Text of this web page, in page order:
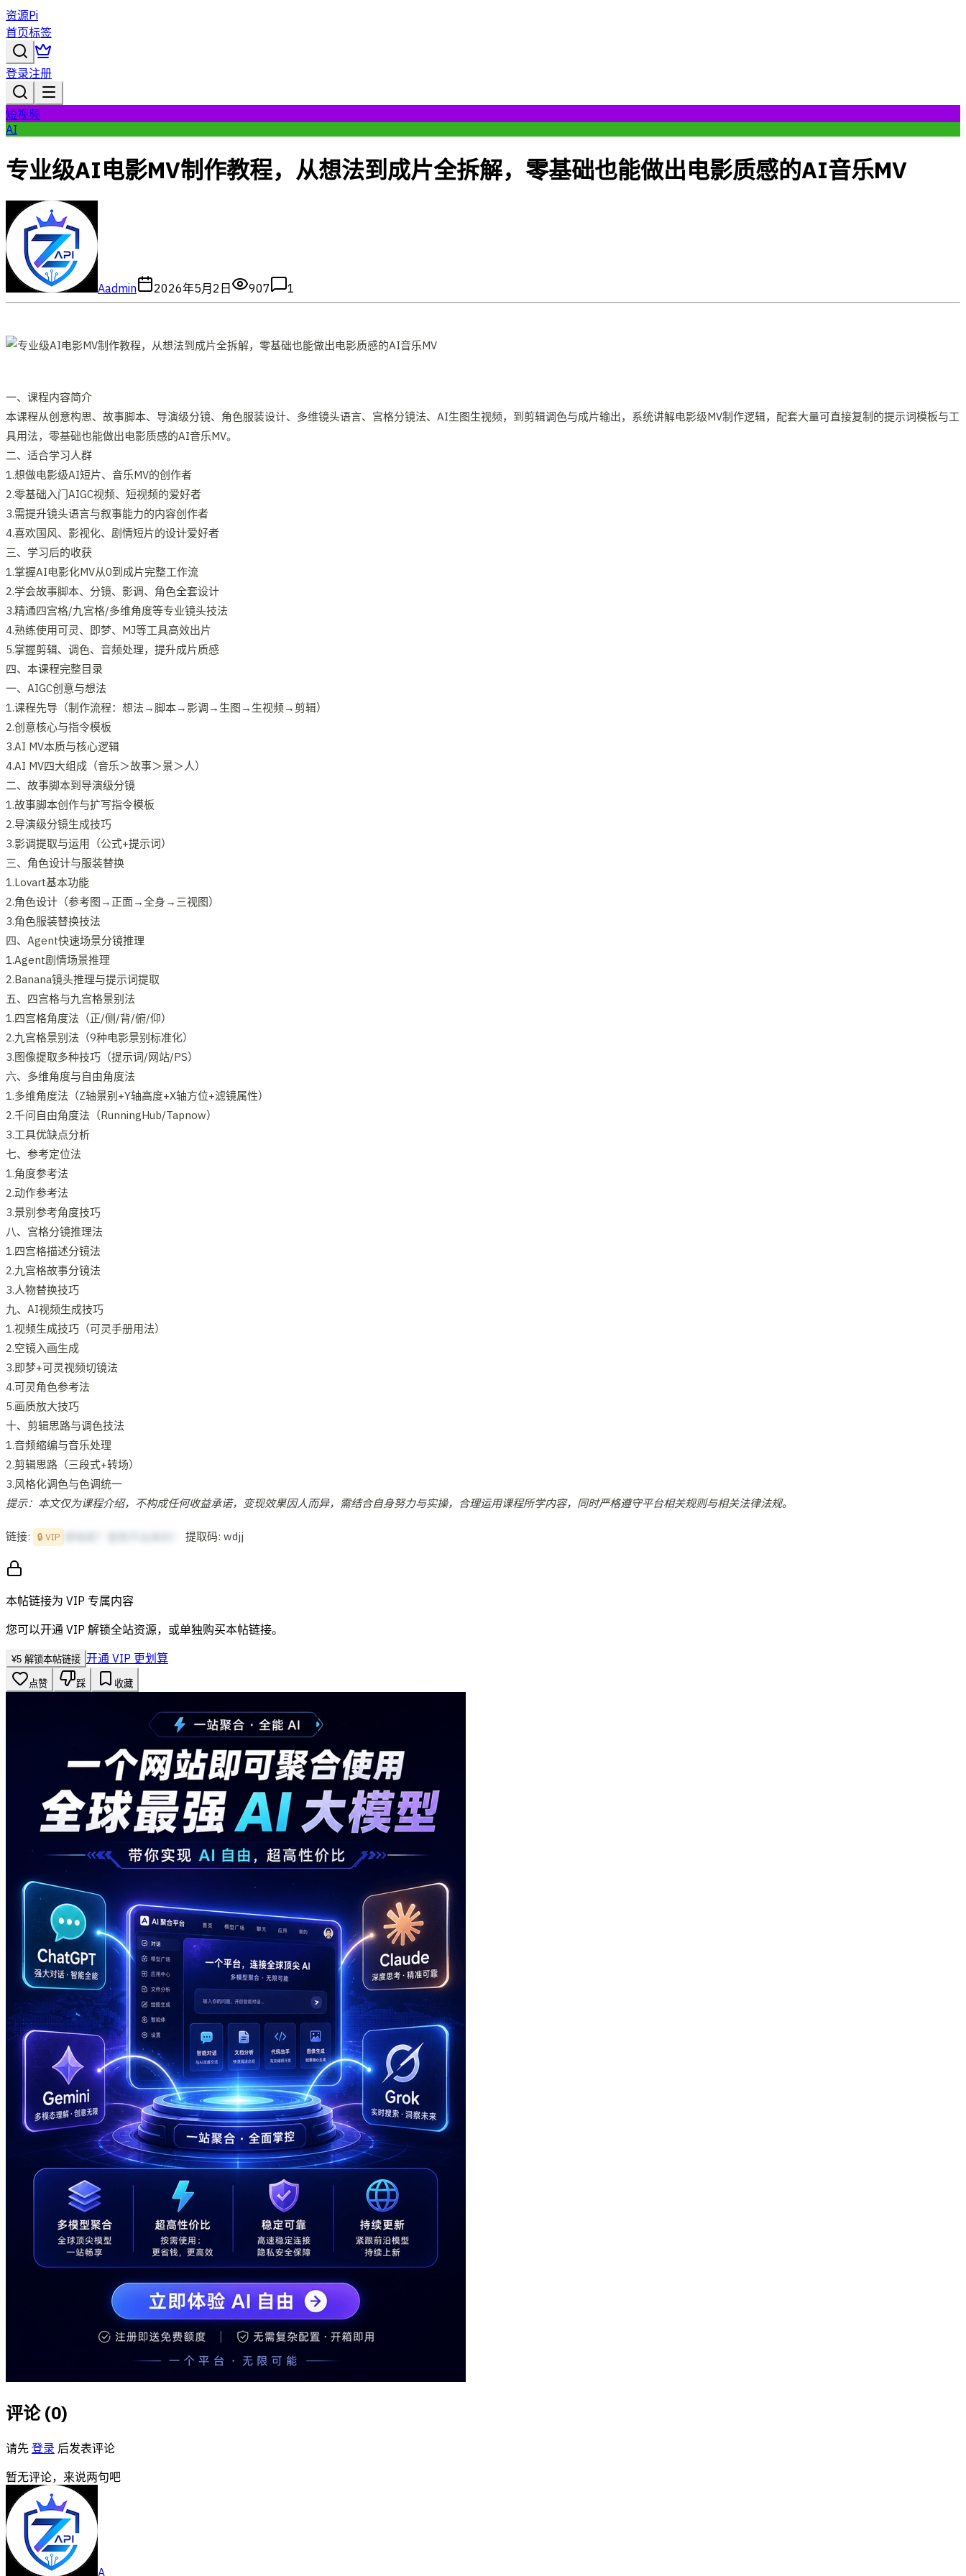
资源Pi
首页标签
登录注册
短视频
AI
专业级AI电影MV制作教程，从想法到成片全拆解，零基础也能做出电影质感的AI音乐MV
Aadmin 2026年5月2日 907 1
一、课程内容简介
本课程从创意构思、故事脚本、导演级分镜、角色服装设计、多维镜头语言、宫格分镜法、AI生图生视频，到剪辑调色与成片输出，系统讲解电影级MV制作逻辑，配套大量可直接复制的提示词模板与工
具用法，零基础也能做出电影质感的AI音乐MV。
二、适合学习人群
1.想做电影级AI短片、音乐MV的创作者
2.零基础入门AIGC视频、短视频的爱好者
3.需提升镜头语言与叙事能力的内容创作者
4.喜欢国风、影视化、剧情短片的设计爱好者
三、学习后的收获
1.掌握AI电影化MV从0到成片完整工作流
2.学会故事脚本、分镜、影调、角色全套设计
3.精通四宫格/九宫格/多维角度等专业镜头技法
4.熟练使用可灵、即梦、MJ等工具高效出片
5.掌握剪辑、调色、音频处理，提升成片质感
四、本课程完整目录
一、AIGC创意与想法
1.课程先导（制作流程：想法→脚本→影调→生图→生视频→剪辑）
2.创意核心与指令模板
3.AI MV本质与核心逻辑
4.AI MV四大组成（音乐＞故事＞景＞人）
二、故事脚本到导演级分镜
1.故事脚本创作与扩写指令模板
2.导演级分镜生成技巧
3.影调提取与运用（公式+提示词）
三、角色设计与服装替换
1.Lovart基本功能
2.角色设计（参考图→正面→全身→三视图）
3.角色服装替换技法
四、Agent快速场景分镜推理
1.Agent剧情场景推理
2.Banana镜头推理与提示词提取
五、四宫格与九宫格景别法
1.四宫格角度法（正/侧/背/俯/仰）
2.九宫格景别法（9种电影景别标准化）
3.图像提取多种技巧（提示词/网站/PS）
六、多维角度与自由角度法
1.多维角度法（Z轴景别+Y轴高度+X轴方位+滤镜属性）
2.千问自由角度法（RunningHub/Tapnow）
3.工具优缺点分析
七、参考定位法
1.角度参考法
2.动作参考法
3.景别参考角度技巧
八、宫格分镜推理法
1.四宫格描述分镜法
2.九宫格故事分镜法
3.人物替换技巧
九、AI视频生成技巧
1.视频生成技巧（可灵手册用法）
2.空镜入画生成
3.即梦+可灵视频切镜法
4.可灵角色参考法
5.画质放大技巧
十、剪辑思路与调色技法
1.音频缩编与音乐处理
2.剪辑思路（三段式+转场）
3.风格化调色与色调统一
提示：本文仅为课程介绍，不构成任何收益承诺，变现效果因人而异，需结合自身努力与实操，合理运用课程所学内容，同时严格遵守平台相关规则与相关法律法规。
链接: 🔒 VIP 提取码: wdjj
本帖链接为 VIP 专属内容
您可以开通 VIP 解锁全站资源，或单独购买本帖链接。
¥5 解锁本帖链接 开通 VIP 更划算
点赞 踩 收藏
评论 (0)
请先 登录 后发表评论
暂无评论，来说两句吧
A